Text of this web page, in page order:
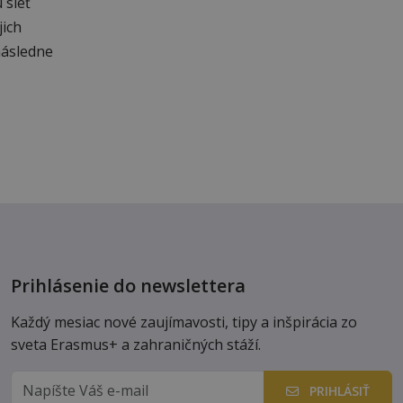
Prihlásenie do newslettera
Každý mesiac nové zaujímavosti, tipy a inšpirácia zo
sveta Erasmus+ a zahraničných stáží.
PRIHLÁSIŤ